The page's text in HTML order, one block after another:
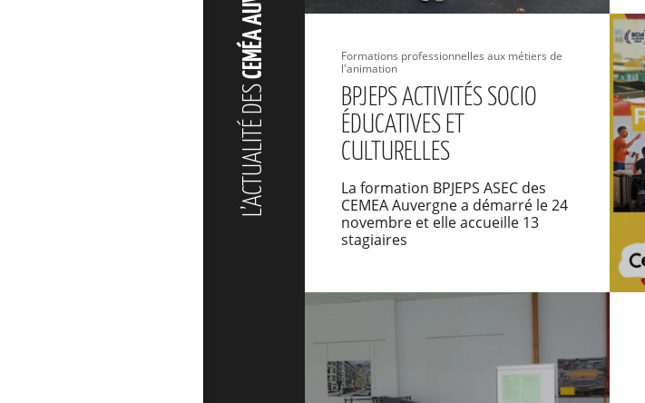
L’ACTUALITÉ DES
Formations professionnelles aux métiers de
l'animation
BPJEPS ACTIVITÉS SOCIO
ÉDUCATIVES ET
CULTURELLES
La formation BPJEPS ASEC des
CEMEA Auvergne a démarré le 24
novembre et elle accueille 13
stagiaires